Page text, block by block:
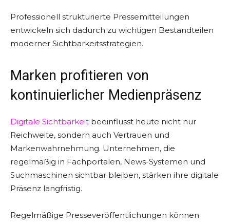
Professionell strukturierte Pressemitteilungen
entwickeln sich dadurch zu wichtigen Bestandteilen
moderner Sichtbarkeitsstrategien.
Marken profitieren von
kontinuierlicher Medienpräsenz
Digitale Sichtbarkeit beeinflusst heute nicht nur
Reichweite, sondern auch Vertrauen und
Markenwahrnehmung. Unternehmen, die
regelmäßig in Fachportalen, News-Systemen und
Suchmaschinen sichtbar bleiben, stärken ihre digitale
Präsenz langfristig.
Regelmäßige Presseveröffentlichungen können